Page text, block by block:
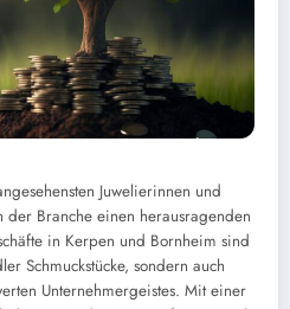
Juwelierinnen und
Branche einen herausragenden
in Kerpen und Bornheim sind
Schmuckstücke, sondern auch
Unternehmergeistes. Mit einer